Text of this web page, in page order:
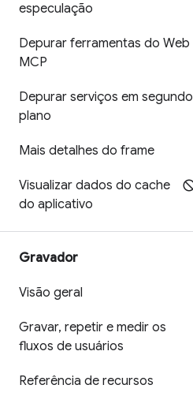
especulação
Depurar ferramentas do Web
MCP
Depurar serviços em segundo
plano
Mais detalhes do frame
Visualizar dados do cache
do aplicativo
Gravador
Visão geral
Gravar, repetir e medir os
fluxos de usuários
Referência de recursos